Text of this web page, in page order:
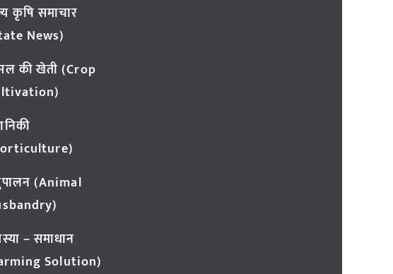
कृषि समाचार
News)
की खेती (Crop
(Animal
– समाधान
Solution)